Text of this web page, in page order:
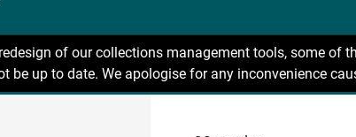
of our collections management tools, some
be up to date. We apologise for any inconvenience